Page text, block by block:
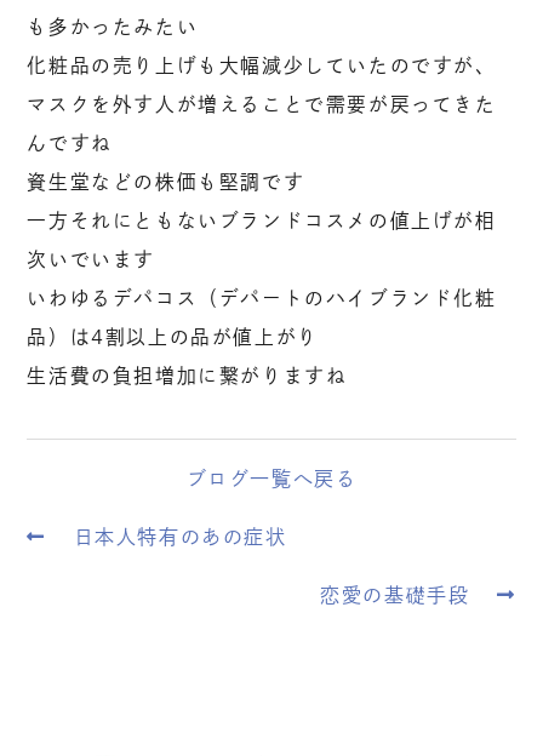
も多かったみたい
化粧品の売り上げも大幅減少していたのですが、
マスクを外す人が増えることで需要が戻ってきた
んですね
資生堂などの株価も堅調です
一方それにともないブランドコスメの値上げが相
次いでいます
いわゆるデパコス（デパートのハイブランド化粧
品）は4割以上の品が値上がり
生活費の負担増加に繋がりますね
ブログ一覧へ戻る
日本人特有のあの症状
恋愛の基礎手段